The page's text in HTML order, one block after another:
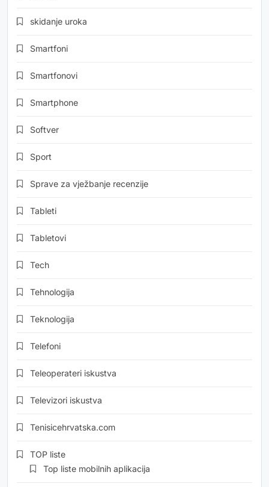
skidanje uroka
Smartfoni
Smartfonovi
Smartphone
Softver
Sport
Sprave za vježbanje recenzije
Tableti
Tabletovi
Tech
Tehnologija
Teknologija
Telefoni
Teleoperateri iskustva
Televizori iskustva
Tenisicehrvatska.com
TOP liste
Top liste mobilnih aplikacija